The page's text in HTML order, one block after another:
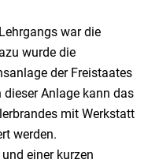
war die
wurde die
der Freistaates
Anlage kann das
mit Werkstatt
werden.
einer kurzen